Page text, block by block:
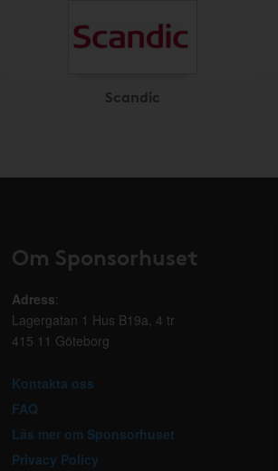
Scandic
Om Sponsorhuset
Adress:
Lagergatan 1 Hus B19a, 4 tr
415 11 Göteborg
Kontakta oss
FAQ
Läs mer om Sponsorhuset
Privacy Policy